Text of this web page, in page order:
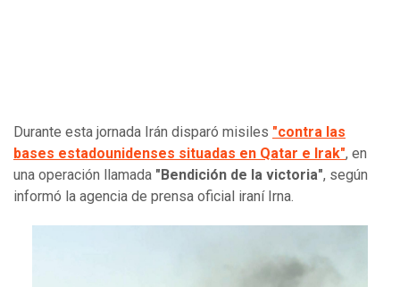
Durante esta jornada Irán disparó misiles "contra las
bases estadounidenses situadas en Qatar e Irak", en
una operación llamada "Bendición de la victoria", según
informó la agencia de prensa oficial iraní Irna.